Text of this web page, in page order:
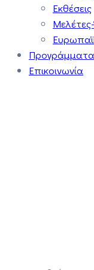
Εκθέσεις
Επικοινωνία